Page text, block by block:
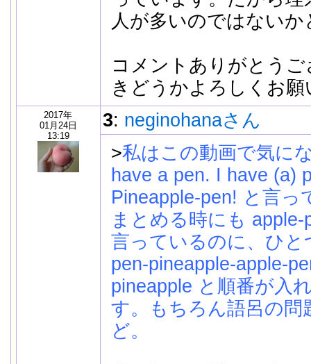
人が多いのではない
コメントありがとう
きどうかよろしくお
2017年
01月24日
13:19
3: neginohanaさん
>私はこの動画で気に
have a pen. I have (a)
Pineapple-pen! と言っ
まとめる時にも
言っているのに、ひ
pen-pineapple-apple-
pineapple と順番が入
す。もちろん語呂の
ど。